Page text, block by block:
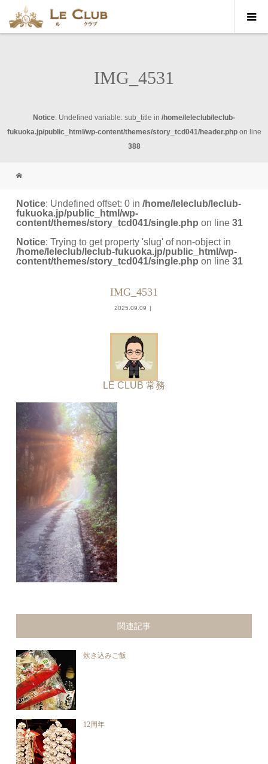
IMG_4531
Notice: Undefined variable: sub_title in /home/leleclub/leclub-
fukuoka.jp/public_html/wp-content/themes/story_tcd041/header.phpon line
388
Notice: Undefined offset: 0 in/home/leleclub/leclub-
fukuoka.jp/public_html/wp-
content/themes/story_tcd041/single.php on line31
Notice: Trying to get property 'slug' of non-object in
/home/leleclub/leclub-fukuoka.jp/public_html/wp-
content/themes/story_tcd041/single.php on line31
IMG_4531
2025.09.09
LE CLUB 常務
関連記事
炊き込みご飯
12周年